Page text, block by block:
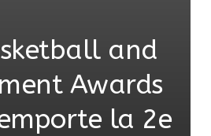
and
Awards
la 2e